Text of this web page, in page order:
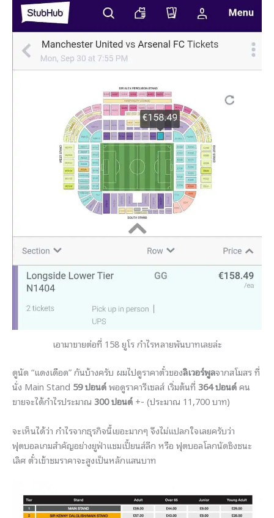
เอามาขายต่อที่ 158 ยูโร กำไรหลายพันบาทเลยล่ะ
ดูนัด “แดงเดือด” กันบ้างครับ ผมไปดูราคาตั๋วของลิเวอร์พูลจากสโมสร ที่
นั่ง Main Stand 59 ปอนด์พอดูราคารีเซลส์ เริ่มต้นที่ 364 ปอนด์คน
ขายจะได้กำไรประมาณ300 ปอนด์ +- (ประมาณ 11,700 บาท)
จะเห็นได้ว่า กำไรจากธุรกิจนี้เยอะมากๆ จึงไม่แปลกใจเลยครับว่า
ฟุตบอลเกมสำคัญอย่างยูฟ่าแชมเปี้ยนส์ลีก หรือ ฟุตบอลโลกนัดชิงชนะ
เลิศ ตั๋วเข้าชมราคาจะสูงเป็นหลักแสนบาท